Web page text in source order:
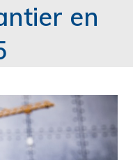
en